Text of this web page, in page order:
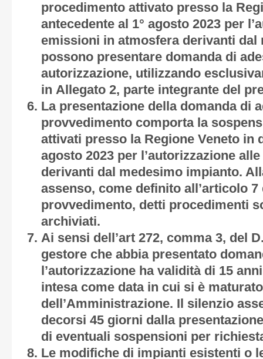
procedimento attivato presso la
antecedente al 1° agosto 2023 per
emissioni in atmosfera derivanti dal
possono presentare domanda di
autorizzazione, utilizzando
in Allegato 2, parte integrante del
La presentazione della domanda di
provvedimento comporta la
attivati presso la Regione Veneto in
agosto 2023 per l’autorizzazione
derivanti dal medesimo impianto.
assenso, come definito all’articolo 7
provvedimento, detti procedimenti
archiviati.
Ai sensi dell’art 272, comma 3, del
gestore che abbia presentato
l’autorizzazione ha validità di 15
intesa come data in cui si è
dell’Amministrazione. Il silenzio
decorsi 45 giorni dalla
di eventuali sospensioni per
Le modifiche di impianti esistenti o